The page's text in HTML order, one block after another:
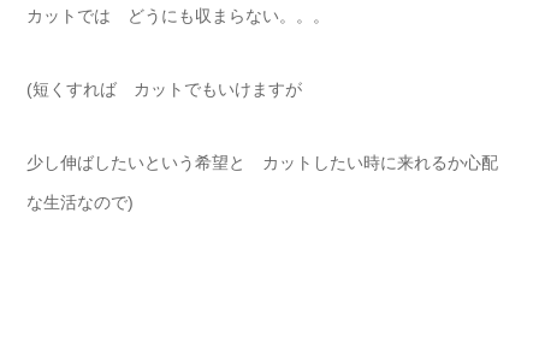
カットでは どうにも収まらない。。。
(短くすれば カットでもいけますが
少し伸ばしたいという希望と カットしたい時に来れるか心配
な生活なので)